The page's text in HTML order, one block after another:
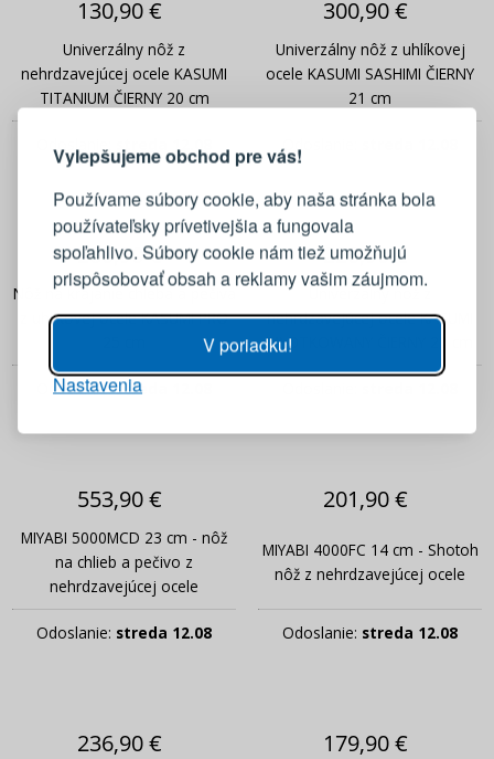
Vylepšujeme obchod pre vás!
Používame súbory cookie, aby naša stránka bola
používateľsky prívetivejšia a fungovala
spoľahlivo. Súbory cookie nám tiež umožňujú
prispôsobovať obsah a reklamy vašim záujmom.
V poriadku!
Nastavenia
130,90 €
Univerzálny nôž z
nehrdzavejúcej ocele KASUMI
TITANIUM ČIERNY 20 cm
Odoslanie: streda 12.08
300,90 €
Univerzálny nôž z uhlíkovej
ocele KASUMI SASHIMI ČIERNY
21 cm
Odoslanie:
280,90 €
Nôž na krájanie chleba a pečiva
z uhlíkovej ocele KASUMI PRO
Odoslanie:streda 12.08
220,90 €
Univerzálny nôž z
nehrdzavejúcej ocele KASUMI
MŁOTKOWANY ČIERNY 20 cm
553,90 €
MIYABI 5000MCD 23 cm - nôž
na chlieb a pečivo z
nehrdzavejúcej ocele
Odoslanie: streda 12.08
201,90 €
MIYABI 4000FC 14 cm - Shotoh
nôž z nehrdzavejúcej ocele
Odoslanie: streda 12.08
236,90 € 179,90 €
PRIHLÁSENIE REGISTRÁCIA
Prihláste sa k svojmu účtu
E-mail
PRIHLÁSIŤ SA